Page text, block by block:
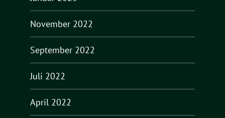
November 2022
September 2022
Juli 2022
April 2022